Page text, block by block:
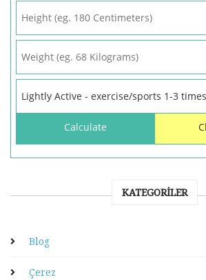
KATEGORILER
Blog
Çerez